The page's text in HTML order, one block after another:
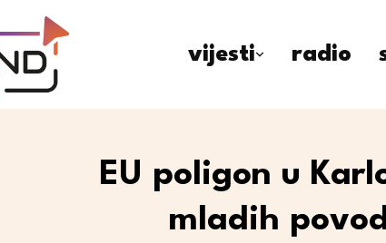
vijesti radio
EU poligon u
mladih